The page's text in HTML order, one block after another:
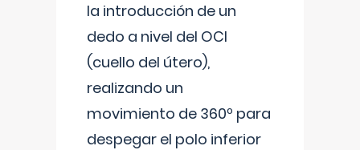
la introducción de un
dedo a nivel del OCI
(cuello del útero),
realizando un
movimiento de 360º para
despegar el polo inferior